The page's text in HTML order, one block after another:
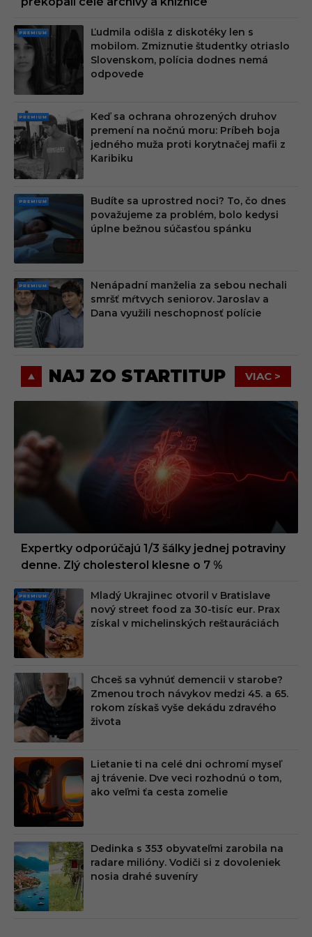
PRE
MIU
M
Ľudmila odišla z diskotéky len s
mobilom. Zmiznutie študentky otriaslo
Slovenskom, polícia dodnes nemá
odpovede
PRE
MIU
M
Keď sa ochrana ohrozených druhov
premení na nočnú moru: Príbeh boja
jedného muža proti korytnačej mafii z
Karibiku
PRE
MIU
M
Budíte sa uprostred noci? To, čo dnes
považujeme za problém, bolo kedysi
úplne bežnou súčasťou spánku
PRE
MIU
M
Nenápadní manželia za sebou nechali
smršť mŕtvych seniorov. Jaroslav a
Dana využili neschopnosť polície
NAJ ZO STARTITUP VIAC >
Expertky odporúčajú 1/3 šálky jednej potraviny
denne. Zlý cholesterol klesne o 7 %
PRE
MIU
M
Mladý Ukrajinec otvoril v Bratislave
nový street food za 30-tisíc eur. Prax
získal v michelinských reštauráciách
Chceš sa vyhnúť demencii v starobe?
Zmenou troch návykov medzi 45. a 65.
rokom získaš vyše dekádu zdravého
života
Lietanie ti na celé dni ochromí myseľ
aj trávenie. Dve veci rozhodnú o tom,
ako veľmi ťa cesta zomelie
Dedinka s 353 obyvateľmi zarobila na
radare milióny. Vodiči si z dovoleniek
nosia drahé suveníry